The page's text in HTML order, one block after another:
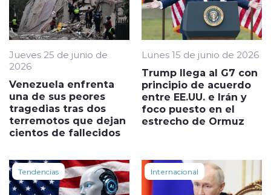
Jueves 25 de junio de
2026
Venezuela enfrenta
una de sus peores
tragedias tras dos
terremotos que dejan
cientos de fallecidos
Lunes 15 de junio de 2026
Trump llega al G7 con
principio de acuerdo
entre EE.UU. e Irán y
foco puesto en el
estrecho de Ormuz
Tendencias Internacional